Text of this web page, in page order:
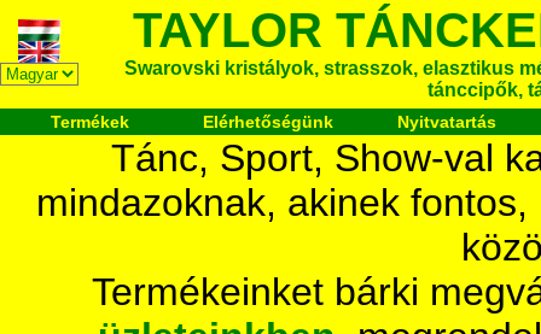
TAYLOR
Swarovski kristályok, strasszok, elasztikus
tánccipők,
Termékek Elérhetőségünk Nyitvatartás
Tánc, Sport, Show-val
mindazoknak, akinek
Termékeinket bárki